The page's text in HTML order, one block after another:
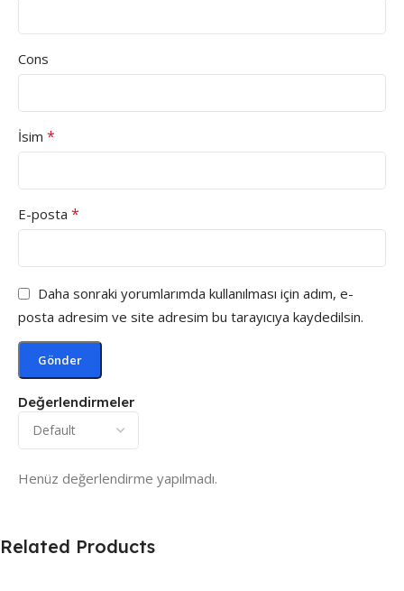
Değerlendirmeler
Henüz değerlendirme yapılmadı.
Cons
İsim *
E-posta *
Daha sonraki yorumlarımda kullanılması için adım, e-
posta adresim ve site adresim bu tarayıcıya kaydedilsin.
Related Products